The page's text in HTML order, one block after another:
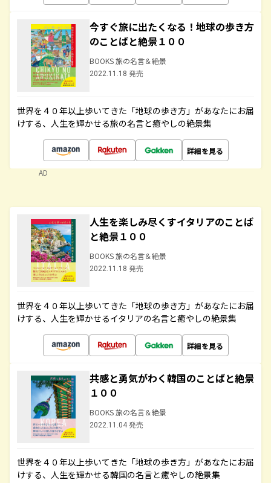
今すぐ旅に出たくなる！地球の歩き方
のことばと絶景１００
BOOKS 旅の名言＆絶景
2022.11.18 発売
世界を４０年以上歩いてきた「地球の歩き方」があなたにお届
けする、人生を輝かせる旅の名言と癒やしの絶景集
詳細を見る
AD
人生を楽しみ尽くすイタリアのことば
と絶景１００
BOOKS 旅の名言＆絶景
2022.11.18 発売
世界を４０年以上歩いてきた「地球の歩き方」があなたにお届
けする、人生を輝かせるイタリアの名言と癒やしの絶景集
詳細を見る
共感と勇気がわく韓国のことばと絶景
１００
BOOKS 旅の名言＆絶景
2022.11.04 発売
世界を４０年以上歩いてきた「地球の歩き方」があなたにお届
けする、人生を輝かせる韓国の名言と癒やしの絶景集